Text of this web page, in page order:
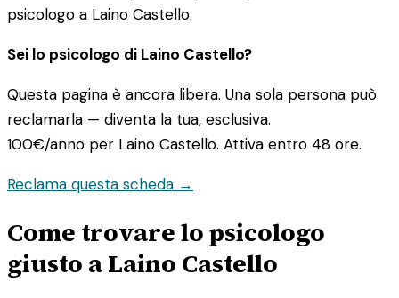
psicologo a Laino Castello.
Sei lo psicologo di Laino Castello?
Questa pagina è ancora libera. Una sola persona può
reclamarla — diventa la tua, esclusiva.
100€/anno per Laino Castello. Attiva entro 48 ore.
Reclama questa scheda →
Come trovare lo psicologo
giusto a Laino Castello